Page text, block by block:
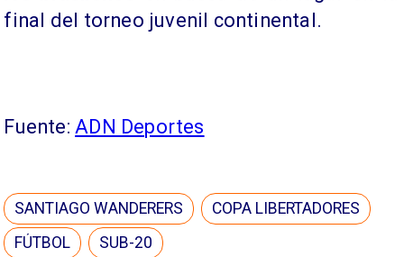
final del torneo juvenil continental.
Fuente: ADN Deportes
SANTIAGO WANDERERS
COPA LIBERTADORES
FÚTBOL
SUB-20